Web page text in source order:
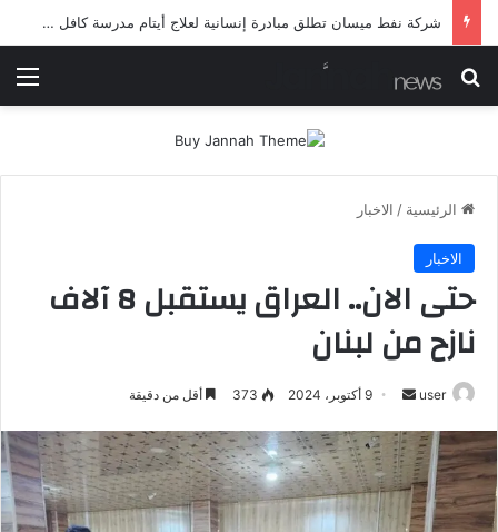
شرطة ميسان تلقي القبض على مطلقي العيارات النارية أثناء تشييع جنائزي في العمارة
بحث عن
الرئيسية / الاخبار
الاخبار
حتى الان.. العراق يستقبل 8 آلاف
نازح من لبنان
user
أرسل
إلكترونيا
9 أكتوبر، 2024 373 أقل من دقيقة